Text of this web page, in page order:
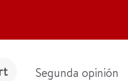
Segunda opinión